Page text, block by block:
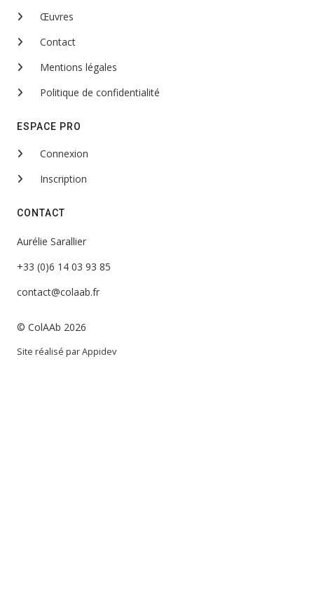
Œuvres
Contact
Mentions légales
Politique de confidentialité
ESPACE PRO
Connexion
Inscription
CONTACT
Aurélie Sarallier
+33 (0)6 14 03 93 85
contact@colaab.fr
© ColAAb 2026
Site réalisé parAppidev